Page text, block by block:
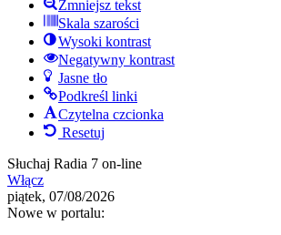
Zmniejsz tekst
Skala szarości
Wysoki kontrast
Negatywny kontrast
Jasne tło
Podkreśl linki
Czytelna czcionka
Resetuj
Słuchaj Radia 7 on-line
Włącz
piątek, 07/08/2026
Nowe w portalu: